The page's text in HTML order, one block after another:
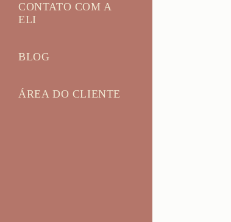
CONTATO COM A
ELI
BLOG
ÁREA DO CLIENTE